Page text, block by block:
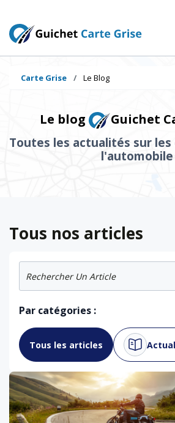
Carte Grise Le Blog
Le blog Guichet
Toutes les actualités sur
l'automobile
Tous nos articles
Par catégories :
Tous les articles